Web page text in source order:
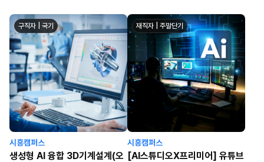
구직자 | 국기
시흥캠퍼스
생성형 AI 융합 3D기계설계(오
재직자 | 주말단기
시흥캠퍼스
[AI스튜디오X프리미어] 유튜브